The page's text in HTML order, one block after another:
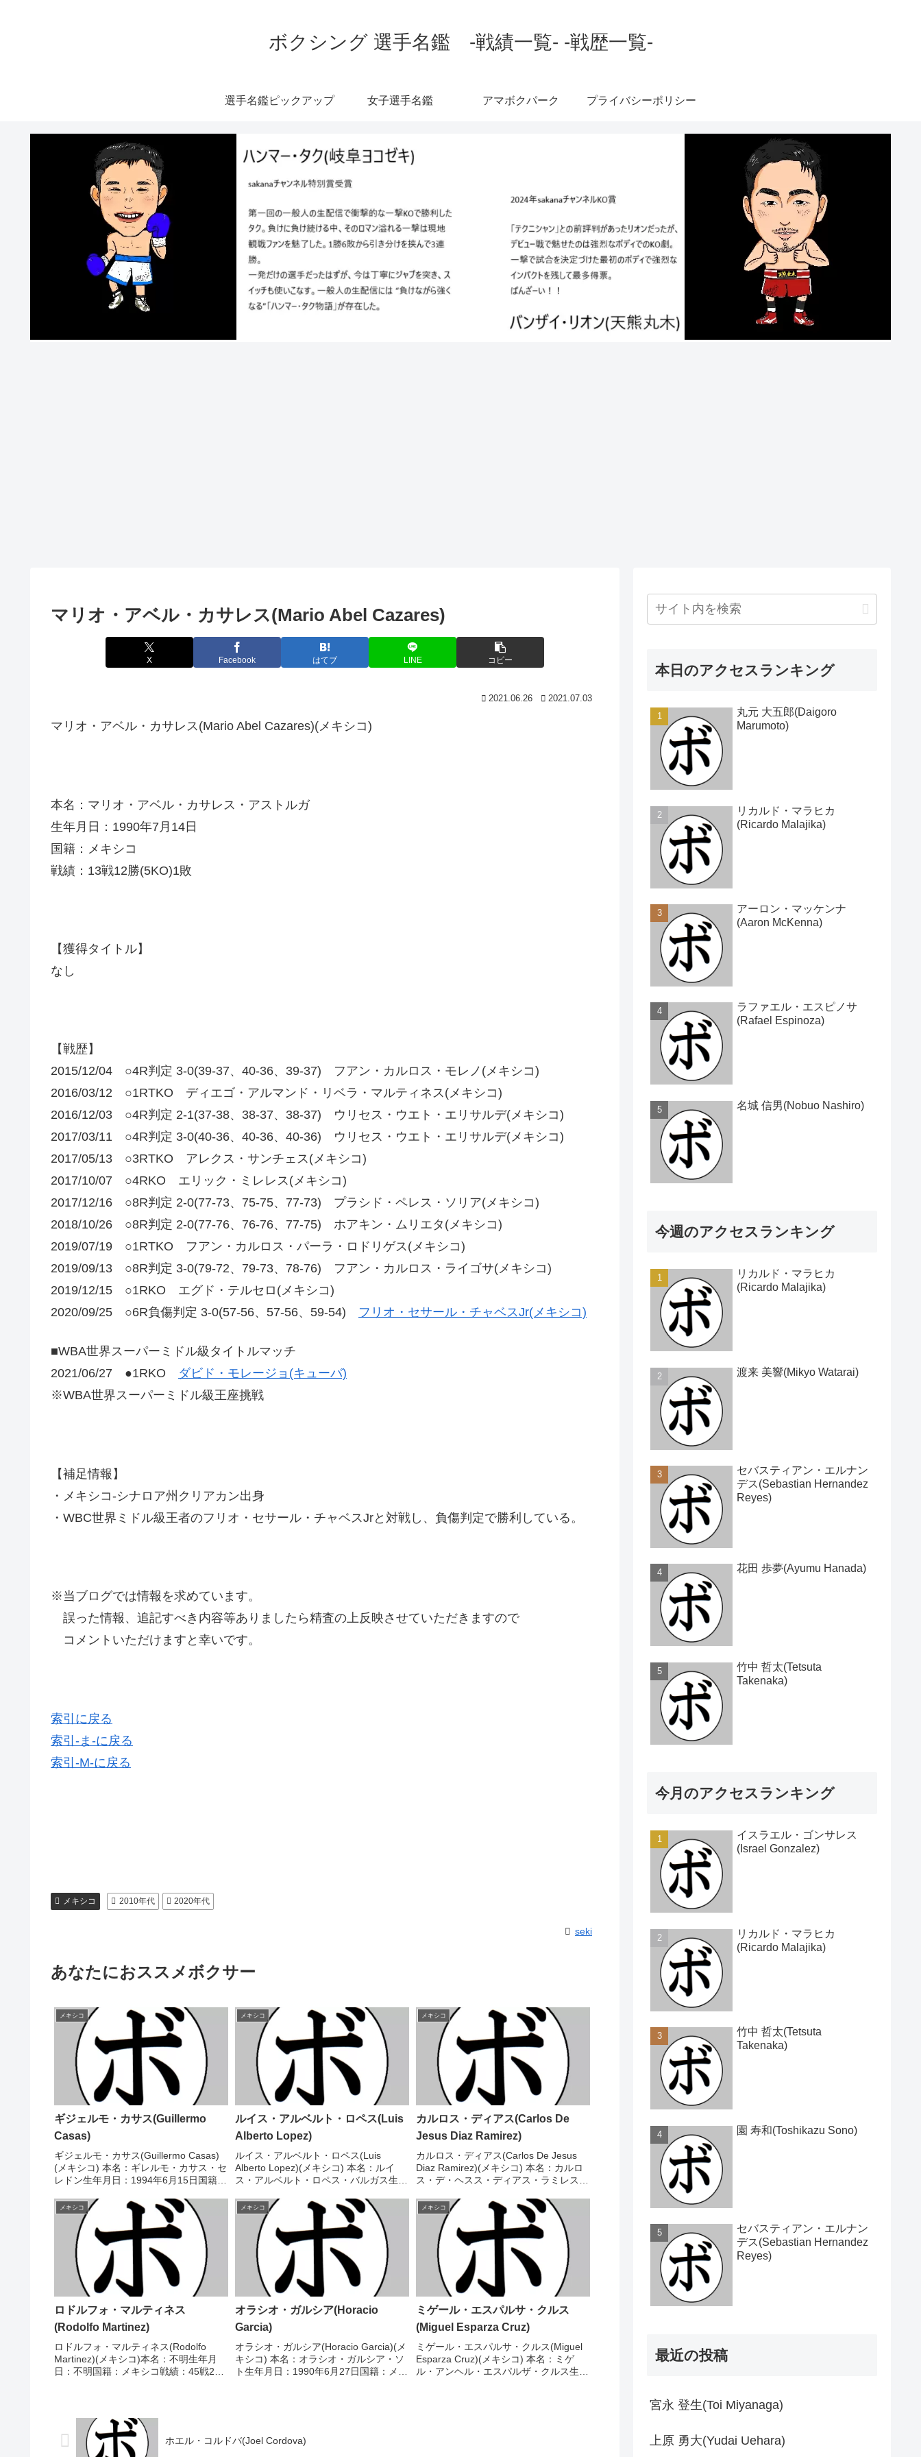
ボクシング 選手名鑑 -戦績一覧- -戦歴一覧-
選手名鑑ピックアップ 女子選手名鑑 アマボクパーク プライバシーポリシー
マリオ・アベル・カサレス(Mario Abel Cazares)
X Facebook はてブ LINE コピー
2021.06.26 2021.07.03
マリオ・アベル・カサレス(Mario Abel Cazares)(メキシコ)
本名：マリオ・アベル・カサレス・アストルガ
生年月日：1990年7月14日
国籍：メキシコ
戦績：13戦12勝(5KO)1敗
【獲得タイトル】
なし
【戦歴】
2015/12/04 ○4R判定 3-0(39-37、40-36、39-37) フアン・カルロス・モレノ(メキシコ)
2016/03/12 ○1RTKO ディエゴ・アルマンド・リベラ・マルティネス(メキシコ)
2016/12/03 ○4R判定 2-1(37-38、38-37、38-37) ウリセス・ウエト・エリサルデ(メキシコ)
2017/03/11 ○4R判定 3-0(40-36、40-36、40-36) ウリセス・ウエト・エリサルデ(メキシコ)
2017/05/13 ○3RTKO アレクス・サンチェス(メキシコ)
2017/10/07 ○4RKO エリック・ミレレス(メキシコ)
2017/12/16 ○8R判定 2-0(77-73、75-75、77-73) プラシド・ペレス・ソリア(メキシコ)
2018/10/26 ○8R判定 2-0(77-76、76-76、77-75) ホアキン・ムリエタ(メキシコ)
2019/07/19 ○1RTKO フアン・カルロス・パーラ・ロドリゲス(メキシコ)
2019/09/13 ○8R判定 3-0(79-72、79-73、78-76) フアン・カルロス・ライゴサ(メキシコ)
2019/12/15 ○1RKO エグド・テルセロ(メキシコ)
2020/09/25 ○6R負傷判定 3-0(57-56、57-56、59-54) フリオ・セサール・チャベスJr(メキシコ)
■WBA世界スーパーミドル級タイトルマッチ
2021/06/27 ●1RKO ダビド・モレージョ(キューバ)
※WBA世界スーパーミドル級王座挑戦
【補足情報】
・メキシコ-シナロア州クリアカン出身
・WBC世界ミドル級王者のフリオ・セサール・チャベスJrと対戦し、負傷判定で勝利している。
※当ブログでは情報を求めています。
誤った情報、追記すべき内容等ありましたら精査の上反映させていただきますので
コメントいただけますと幸いです。
索引に戻る
索引-ま-に戻る
索引-M-に戻る
メキシコ 2010年代 2020年代
seki
あなたにおススメボクサー
メキシコ
ギジェルモ・カサス(Guillermo
Casas)
ギジェルモ・カサス(Guillermo Casas)
(メキシコ) 本名：ギレルモ・カサス・セ
レドン生年月日：1994年6月15日国籍：
分 【獲得タイトル】なし 【戦歴】
2016/06/30 ○4R判...
メキシコ
ルイス・アルベルト・ロペス(Luis
Alberto Lopez)
ルイス・アルベルト・ロペス(Luis
Alberto Lopez)(メキシコ) 本名：ルイ
ス・アルベルト・ロペス・バルガス生年
績：35戦32勝(19KO)3敗 【獲得タイト
ル】WBOインターナショナ...
メキシコ
カルロス・ディアス(Carlos De
Jesus Diaz Ramirez)
カルロス・ディアス(Carlos De Jesus
Diaz Ramirez)(メキシコ) 本名：カルロ
ス・デ・ヘスス・ディアス・ラミレス生
コ戦績：37戦31勝(16KO)4敗2無効試
合 【獲得タイ...
メキシコ
ロドルフォ・マルティネス
(Rodolfo Martinez)
ロドルフォ・マルティネス(Rodolfo
Martinez)(メキシコ)本名：不明生年月
日：不明国籍：メキシコ戦績：45戦29
メキシコ
オラシオ・ガルシア(Horacio
Garcia)
オラシオ・ガルシア(Horacio Garcia)(メ
キシコ) 本名：オラシオ・ガルシア・ソ
ト生年月日：1990年6月27日国籍：メキ
メキシコ
ミゲール・エスパルサ・クルス
(Miguel Esparza Cruz)
ミゲール・エスパルサ・クルス(Miguel
Esparza Cruz)(メキシコ) 本名：ミゲ
ル・アンヘル・エスパルザ・クルス生年
ホエル・コルドバ(Joel Cordova)
本日のアクセスランキング
丸元 大五郎(Daigoro
Marumoto)
リカルド・マラヒカ
(Ricardo Malajika)
アーロン・マッケンナ
(Aaron McKenna)
ラファエル・エスピノサ
(Rafael Espinoza)
名城 信男(Nobuo Nashiro)
今週のアクセスランキング
リカルド・マラヒカ
(Ricardo Malajika)
渡来 美響(Mikyo Watarai)
セバスティアン・エルナン
デス(Sebastian Hernandez
Reyes)
花田 歩夢(Ayumu Hanada)
竹中 哲太(Tetsuta
Takenaka)
今月のアクセスランキング
イスラエル・ゴンサレス
(Israel Gonzalez)
リカルド・マラヒカ
(Ricardo Malajika)
竹中 哲太(Tetsuta
Takenaka)
園 寿和(Toshikazu Sono)
セバスティアン・エルナン
デス(Sebastian Hernandez
Reyes)
最近の投稿
宮永 登生(Toi Miyanaga)
上原 勇大(Yudai Uehara)